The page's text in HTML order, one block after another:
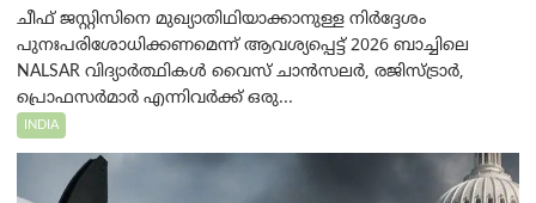
ചീഫ് ജസ്റ്റിസിനെ മുഖ്യാതിഥിയാക്കാനുള്ള നിർദ്ദേശം
പുനഃപരിശോധിക്കണമെന്ന് ആവശ്യപ്പെട്ട് 2026 ബാച്ചിലെ
NALSAR വിദ്യാർത്ഥികൾ വൈസ് ചാൻസലർ, രജിസ്ട്രാർ,
പ്രൊഫസർമാർ എന്നിവർക്ക് ഒരു...
INDIA